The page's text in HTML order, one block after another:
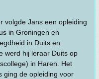
volgde Jans een opleiding
in Groningen en
in Duits en
werd hij leraar Duits op
in Haren. Het
ging de opleiding voor